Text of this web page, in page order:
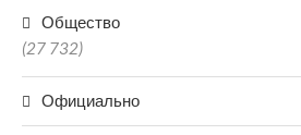
Общество
(27 732)
Официально